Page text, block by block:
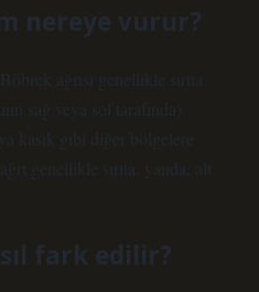
nereye vurur?
ağrısı genellikle sırtta
sağ veya sol tarafında)
kasık gibi diğer bölgelere
genellikle sırtta, yanda, alt
fark edilir?